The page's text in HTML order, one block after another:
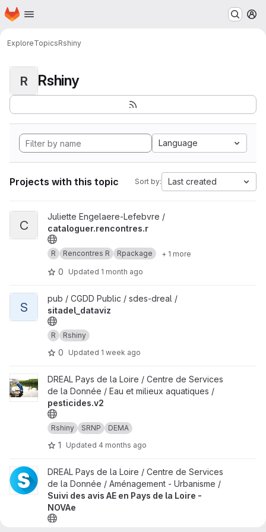
Skip to main content
Homepage
ExploreTopicsRshiny
R Rshiny
Language
Projects with this topic Sort by: Last created
View cataloguer.rencontres.r project
C
Juliette Engelaere-Lefebvre /
cataloguer.rencontres.r
R Rencontres R Rpackage + 1 more
0 Updated 1 month ago
View sitadel_dataviz project
S
pub / CGDD Public / sdes-dreal /
sitadel_dataviz
R Rshiny
0 Updated 1 week ago
View pesticides.v2 project
DREAL Pays de la Loire / Centre de Services
de la Donnée / Eau et milieux aquatiques /
pesticides.v2
Rshiny SRNP DEMA
1 Updated 4 months ago
View Suivi des avis AE en Pays de la Loire - NOVAe project
DREAL Pays de la Loire / Centre de Services
de la Donnée / Aménagement - Urbanisme /
Suivi des avis AE en Pays de la Loire -
NOVAe